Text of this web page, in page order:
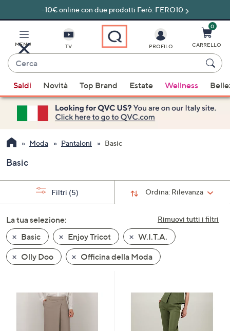
al
principale
-10€ online con due prodotti Ferò: FERO10
MENU TV
Cerca
sono
disponibili
suggerimenti,
usa
i
freccia
su
giù
oppure
scorri
a
sinistra
o
dispositivi
PROFILO
0
CARRELLO
Saldi Novità Top Brand Estate Wellness
Moda Pantaloni Basic
Basic
Ordina: Rilevanza
Filtri (5)
Rimuovi tutti i filtri
La tua selezione:
Basic
Enjoy Tricot
W.I.T.A.
Olly Doo
Officina della Moda